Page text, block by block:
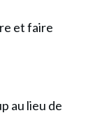
et faire
au lieu de